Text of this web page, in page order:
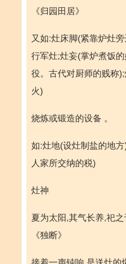
《归园田居》
又如:灶床脚(紧靠炉灶
行军灶;灶妄(掌炉煮饭
役。古代对厨师的贱称
火)
烧炼或锻造的设备 。
如:灶地(设灶制盐的地
人家所交纳的税)
灶神
夏为太阳,其气长养,祀
《独断》